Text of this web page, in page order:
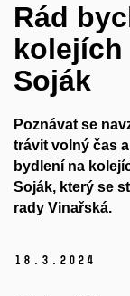
Rád
kolejích
Soják
Poznávat se
trávit volný čas
bydlení na
Soják, který se
rady Vinařská.
18. 3. 2024